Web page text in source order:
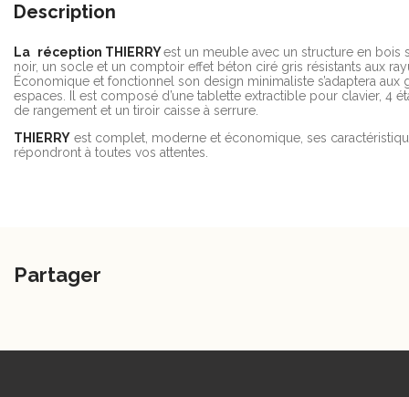
Description
La réception THIERRYest un meuble avec un structure en bois
noir, un socle et un comptoir effet béton ciré gris résistants aux
Économique et fonctionnel son design minimaliste s’adaptera aux
espaces. Il est composé d’une tablette extractible pour clavier, 4
de rangement et un tiroir caisse à serrure.
THIERRY est complet, moderne et économique, ses
répondront à toutes vos attentes.
Partager